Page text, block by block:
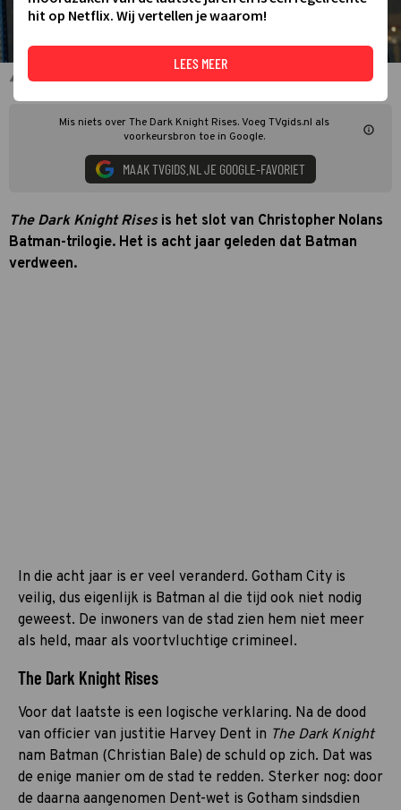
Christian Bale in The Dark Knight Rises
Mis niets over The Dark Knight Rises. Voeg TVgids.nl als
voorkeursbron toe in Google.
MAAK TVGIDS.NL JE GOOGLE-FAVORIET
The Dark Knight Risesis het slot van Christopher Nolans
Batman-trilogie. Het is acht jaar geleden dat Batman
verdween.
In die acht jaar is er veel veranderd. Gotham City is
veilig, dus eigenlijk is Batman al die tijd ook niet nodig
geweest. De inwoners van de stad zien hem niet meer
als held, maar als voortvluchtige crimineel.
The Dark Knight Rises
Voor dat laatste is een logische verklaring. Na de dood
van officier van justitie Harvey Dent in The Dark Knight
nam Batman (Christian Bale) de schuld op zich. Dat was
de enige manier om de stad te redden. Sterker nog: door
de daarna aangenomen Dent-wet is Gotham sindsdien
hit op Netflix. Wij vertellen je waarom!
LEES MEER